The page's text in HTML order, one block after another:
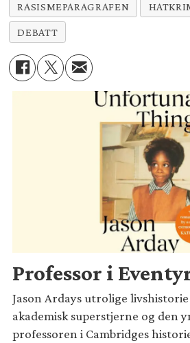
RASISMEPARAGRAFEN
DEBATT
Professor i
Jason Ardays utrolige
akademisk superstjerne og den
professoren i Cambridges